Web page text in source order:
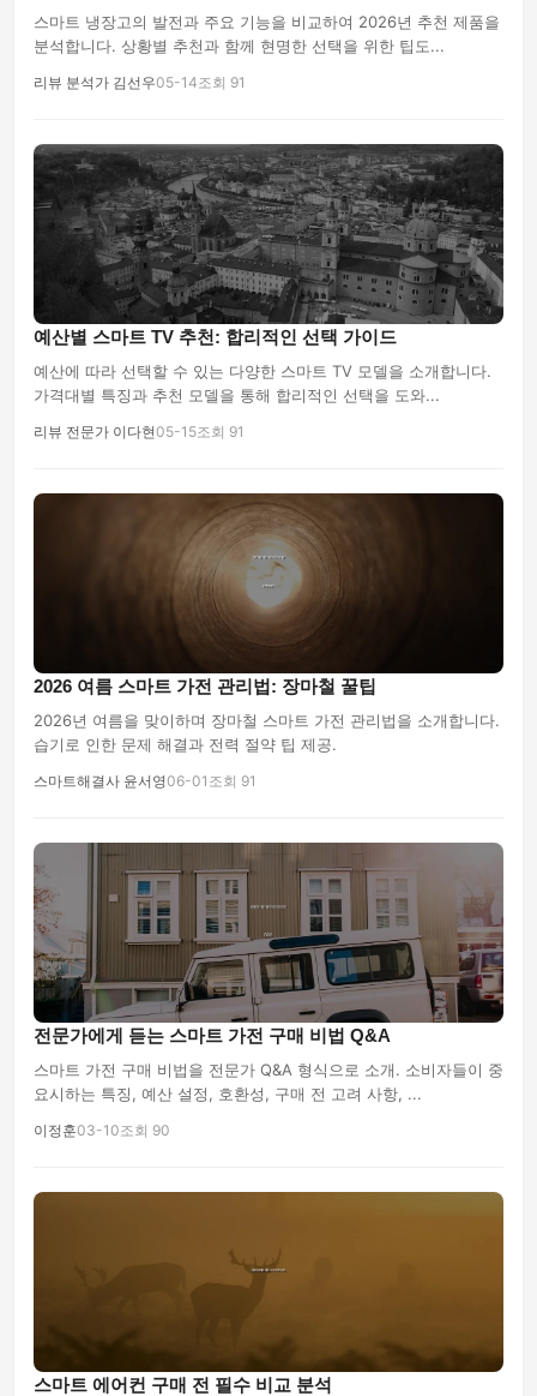
스마트 냉장고의 발전과 주요 기능을 비교하여 2026년 추천 제품을
분석합니다. 상황별 추천과 함께 현명한 선택을 위한 팁도...
리뷰 분석가 김선우05-14조회 91
예산별 스마트 TV 추천: 합리적인 선택 가이드
예산에 따라 선택할 수 있는 다양한 스마트 TV 모델을 소개합니다.
가격대별 특징과 추천 모델을 통해 합리적인 선택을 도와...
리뷰 전문가 이다현05-15조회 91
2026 여름 스마트 가전 관리법: 장마철 꿀팁
2026년 여름을 맞이하며 장마철 스마트 가전 관리법을 소개합니다.
습기로 인한 문제 해결과 전력 절약 팁 제공.
스마트해결사 윤서영06-01 조회 91
전문가에게 듣는 스마트 가전 구매 비법 Q&A
스마트 가전 구매 비법을 전문가 Q&A 형식으로 소개. 소비자들이 중
요시하는 특징, 예산 설정, 호환성, 구매 전 고려 사항, ...
이정훈03-10조회 90
스마트 에어컨 구매 전 필수 비교 분석